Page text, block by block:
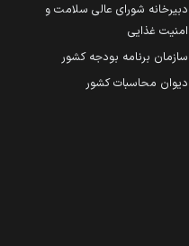
دبیرخانه شورای عالی سلامت و
امنیت غذایی
سازمان برنامه بودجه کشور
دیوان محاسبات کشور